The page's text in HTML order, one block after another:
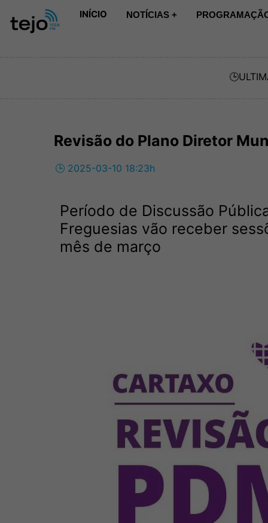
INÍCIO NOTÍCIAS +
🕒
Revisão do Plano Diretor
🕒 2025-03-10 18:23h
Período de Discussão
Freguesias vão receber
mês de março